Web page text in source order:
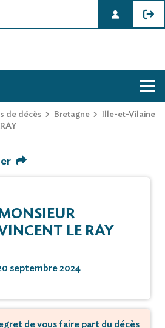
DE VINCENT LE RAY
de décès Bretagne
Ille-et-Vilaine
LE RAY
septembre 2024
de vous faire part du décès